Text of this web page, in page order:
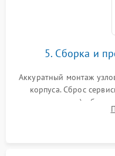
5. Сборка и
Аккуратный монтаж
корпуса. Сброс
закрепления),
калибровка